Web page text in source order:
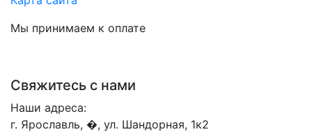
Мы принимаем к оплате
Свяжитесь с нами
Наши адреса:
г. Ярославль, �, ул. Шандорная, 1к2